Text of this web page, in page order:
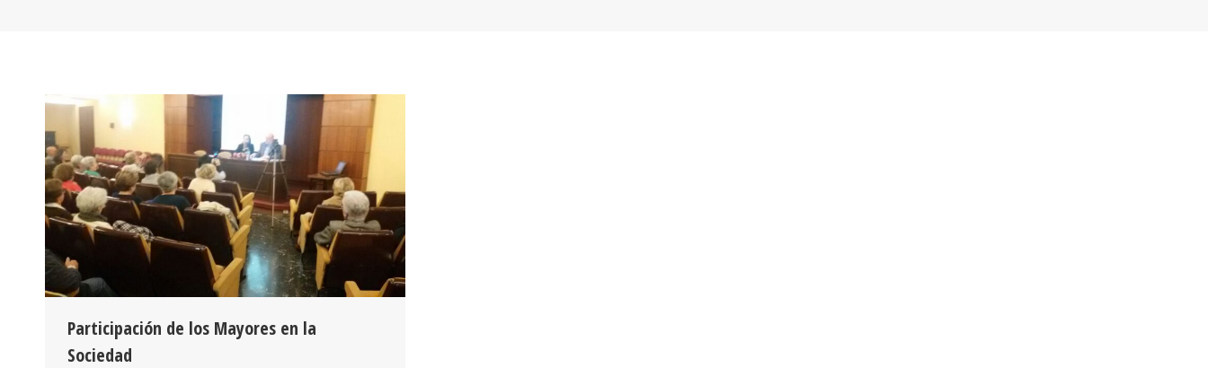
Participación de los Mayores en la
Sociedad